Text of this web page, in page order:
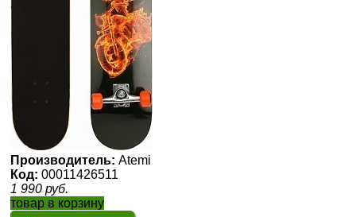
Производитель: Atemi
Код: 00011426511
1 990 руб.
товар в корзину